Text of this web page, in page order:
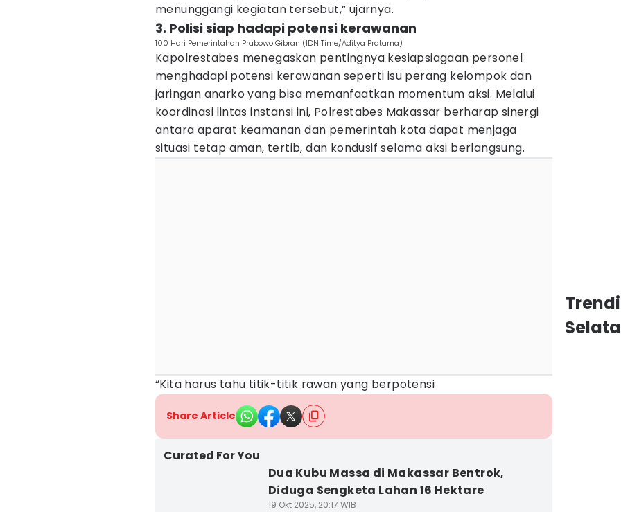
menunggangi kegiatan tersebut,” ujarnya.
3. Polisi siap hadapi potensi kerawanan
100 Hari Pemerintahan Prabowo Gibran (IDN Time/Aditya Pratama)
Kapolrestabes menegaskan pentingnya kesiapsiagaan personel
menghadapi potensi kerawanan seperti isu perang kelompok dan
jaringan anarko yang bisa memanfaatkan momentum aksi. Melalui
koordinasi lintas instansi ini, Polrestabes Makassar berharap sinergi
antara aparat keamanan dan pemerintah kota dapat menjaga
situasi tetap aman, tertib, dan kondusif selama aksi berlangsung.
“Kita harus tahu titik-titik rawan yang berpotensi
Share Article
Curated For You
Dua Kubu Massa di Makassar Bentrok,
Diduga Sengketa Lahan 16 Hektare
19 Okt 2025, 20:17 WIB